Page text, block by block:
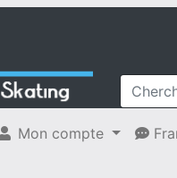
Mon compte